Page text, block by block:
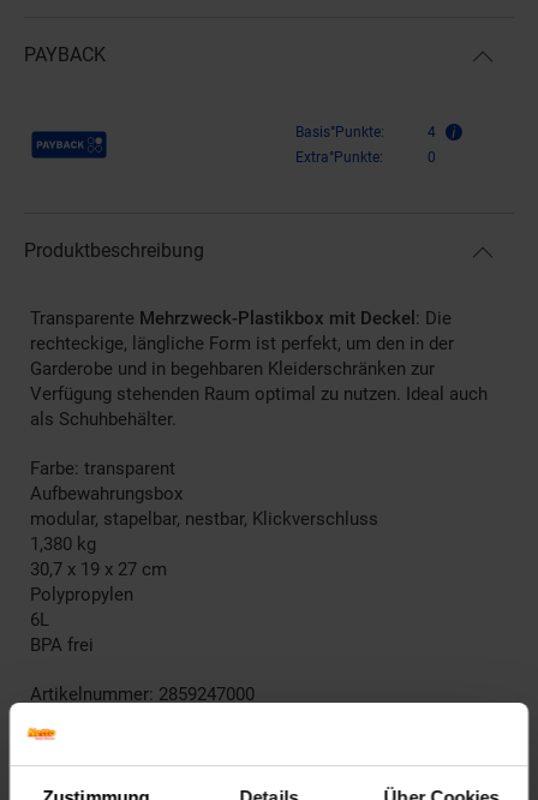
PAYBACK
Payback Punkte Basis°Punkte:
4
Extra°Punkte:
0
Produktbeschreibung
Transparente Mehrzweck-Plastikbox mit Deckel : Die
rechteckige, längliche Form ist perfekt, um den in der
Garderobe und in begehbaren Kleiderschränken zur
Verfügung stehenden Raum optimal zu nutzen. Ideal auch
als Schuhbehälter.
Farbe: transparent
Aufbewahrungsbox
modular, stapelbar, nestbar, Klickverschluss
1,380 kg
30,7 x 19 x 27 cm
Polypropylen
6L
BPA frei
Artikelnummer: 2859247000
Artikel gehört zur Kategorie: